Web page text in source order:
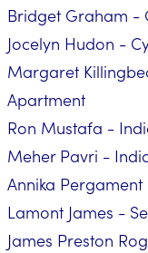
Bridget Graham -
Jocelyn Hudon -
Margaret
Apartment
Ron Mustafa -
Meher Pavri -
Annika
Lamont James -
James Preston